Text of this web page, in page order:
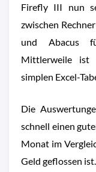
Firefly III nun
zwischen
und Abacus
Mittlerweile ist
simplen Excel-
Die
schnell einen
Monat im
Geld geflossen